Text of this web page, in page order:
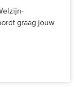
graag jouw